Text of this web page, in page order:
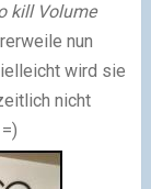
kill Volume
nun
wird sie
nicht